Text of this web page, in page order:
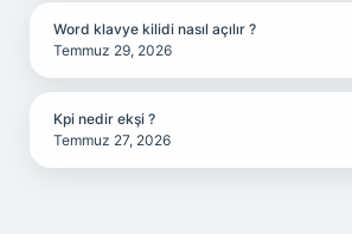
Word klavye kilidi nasıl açılır ?
Temmuz 29, 2026
Kpi nedir ekşi ?
Temmuz 27, 2026